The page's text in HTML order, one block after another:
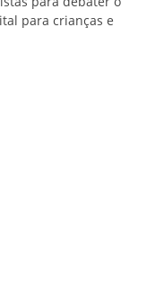
para crianças e